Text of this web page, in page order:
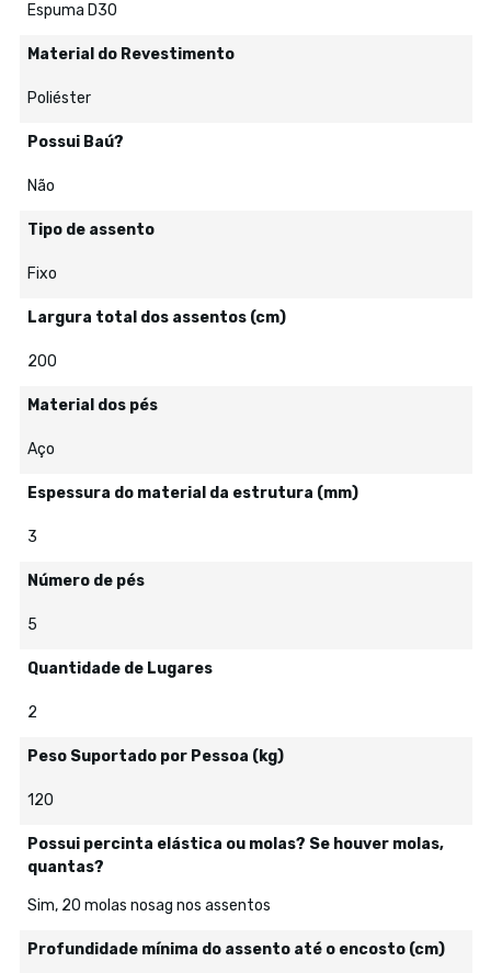
Espuma D30
Material do Revestimento
Poliéster
Possui Baú?
Não
Tipo de assento
Fixo
Largura total dos assentos (cm)
200
Material dos pés
Aço
Espessura do material da estrutura (mm)
3
Número de pés
5
Quantidade de Lugares
2
Peso Suportado por Pessoa (kg)
120
Possui percinta elástica ou molas? Se houver molas,
quantas?
Sim, 20 molas nosag nos assentos
Profundidade mínima do assento até o encosto (cm)